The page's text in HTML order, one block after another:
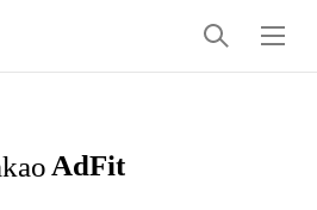
검
색
메
뉴